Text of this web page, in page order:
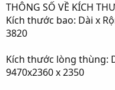
THÔNG SỐ VỀ KÍCH
Kích thước bao: Dài x
3820
Kích thước lòng thùng:
9470x2360 x 2350